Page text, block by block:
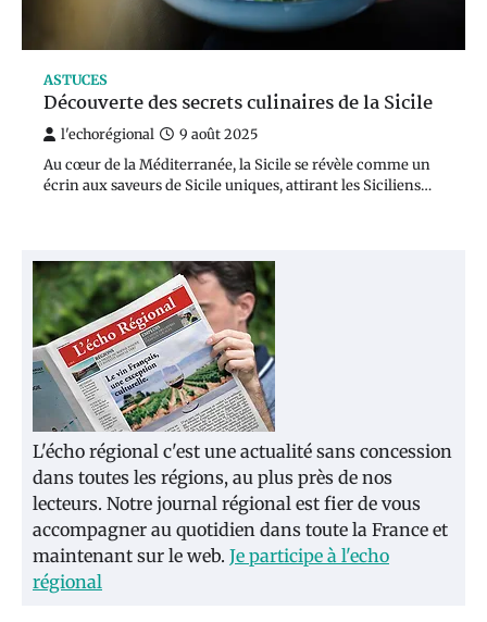
ASTUCES
Découverte des secrets culinaires de la Sicile
l'echorégional 9 août 2025
Au cœur de la Méditerranée, la Sicile se révèle comme un
écrin aux saveurs de Sicile uniques, attirant les Siciliens…
L'écho régional c'est une actualité sans concession
dans toutes les régions, au plus près de nos
lecteurs. Notre journal régional est fier de vous
accompagner au quotidien dans toute la France et
maintenant sur le web. Je participe à l'echo
régional